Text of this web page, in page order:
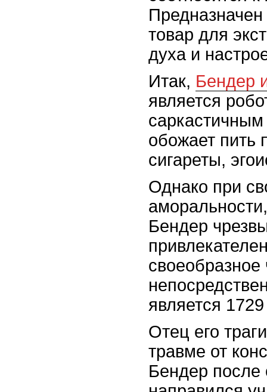
товар для
духа и
Итак, Бендер
является
обожает пить
сигареты,
Однако при
Бендер
является
Отец его
травме от
Бендер после